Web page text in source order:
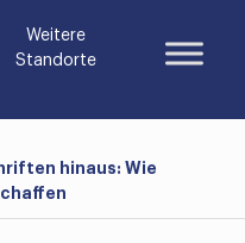
Weitere
Standorte
hinaus: Wie